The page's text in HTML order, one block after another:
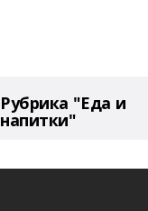
Рубрика "Еда и
напитки"